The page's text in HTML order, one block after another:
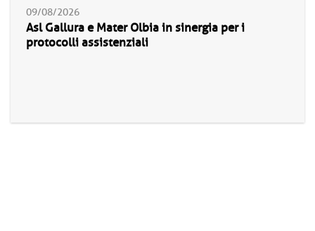
09/08/2026
Asl Gallura e Mater Olbia in sinergia per i
protocolli assistenziali